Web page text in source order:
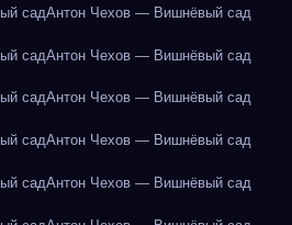
садАнтон Чехов — Вишнёвый сад
садАнтон Чехов — Вишнёвый сад
садАнтон Чехов — Вишнёвый сад
садАнтон Чехов — Вишнёвый сад
садАнтон Чехов — Вишнёвый сад